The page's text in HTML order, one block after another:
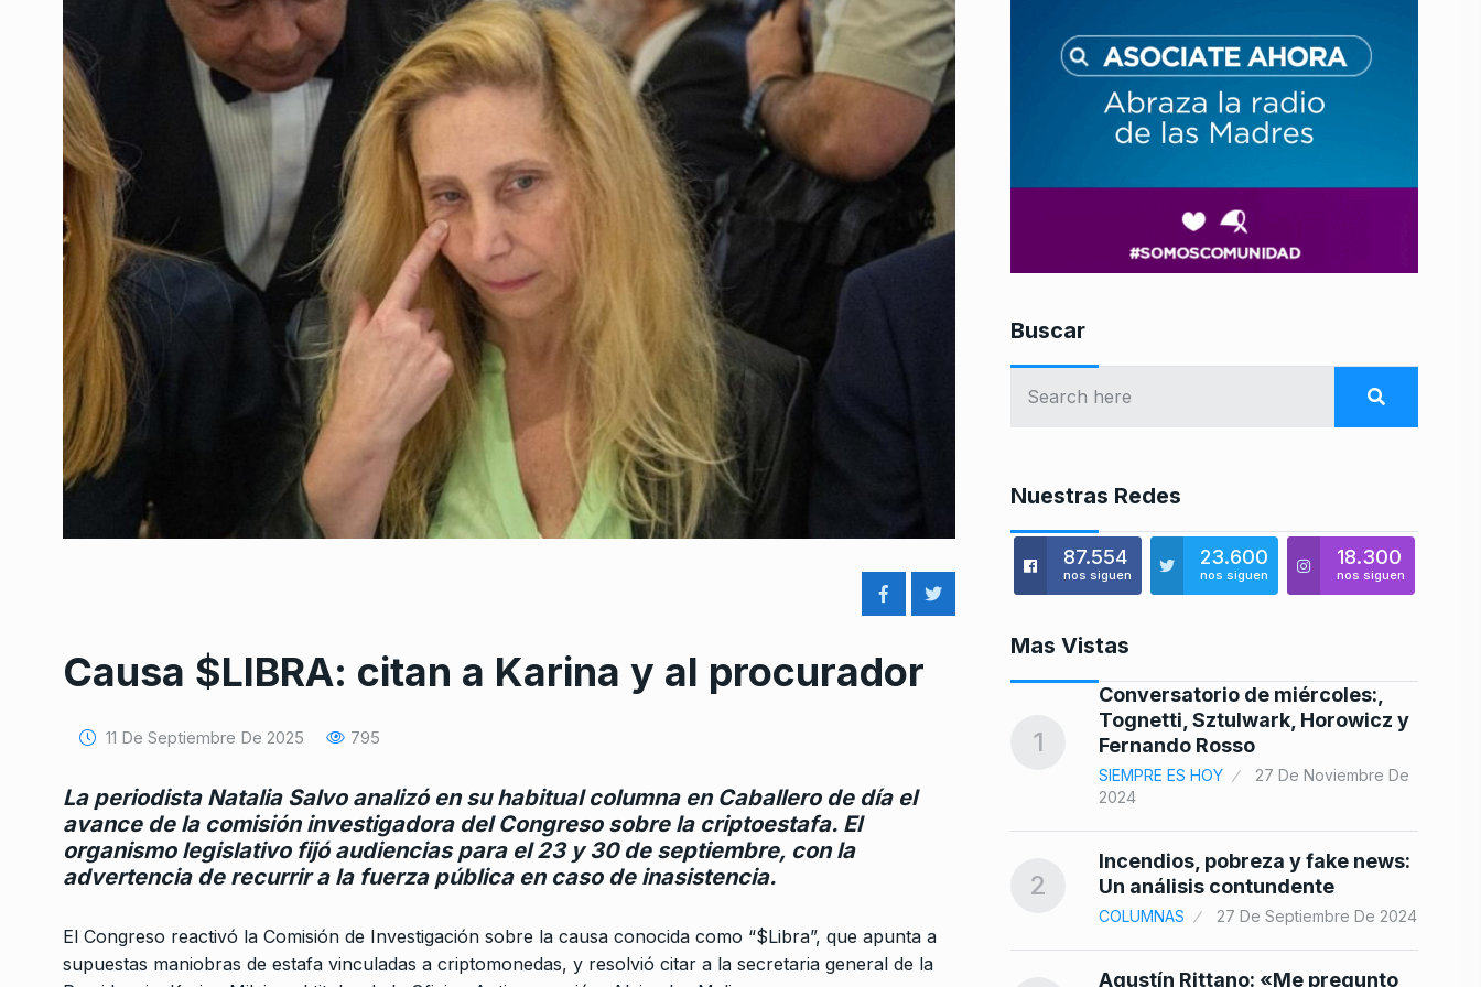
Causa $LIBRA: citan a Karina y al procurador
11 De Septiembre De 2025 795
La periodista Natalia Salvo analizó en su habitual columna en Caballero de día el
avance de la comisión investigadora del Congreso sobre la criptoestafa. El
organismo legislativo fijó audiencias para el 23 y 30 de septiembre, con la
advertencia de recurrir a la fuerza pública en caso de inasistencia.
El Congreso reactivó la Comisión de Investigación sobre la causa conocida como “$Libra”, que apunta a
supuestas maniobras de estafa vinculadas a criptomonedas, y resolvió citar a la secretaria general de la
Buscar
Nuestras Redes
87.554
nos siguen
23.600
nos siguen
18.300
nos siguen
Mas Vistas
1
Fernando Rosso
2024
2
Incendios, pobreza y fake news:
Un análisis contundente
Agustín Rittano: «Me pregunto
Tierras raras – Horacio
9
Neira: «Los porteños sienten
que hay un total abandono en…
ALERTA!
10
«El crédito que busca el
gobierno es totalmente político
1
Conversatorio de miércoles:,
Tognetti, Sztulwark, Horowicz y
Fernando Rosso
SIEMPRE ES HOY
27 De Noviembre De
2024
2
Incendios, pobreza y fake news:
Un análisis contundente
COLUMNAS 27 De Septiembre De 2024
Agustín Rittano: «Me pregunto